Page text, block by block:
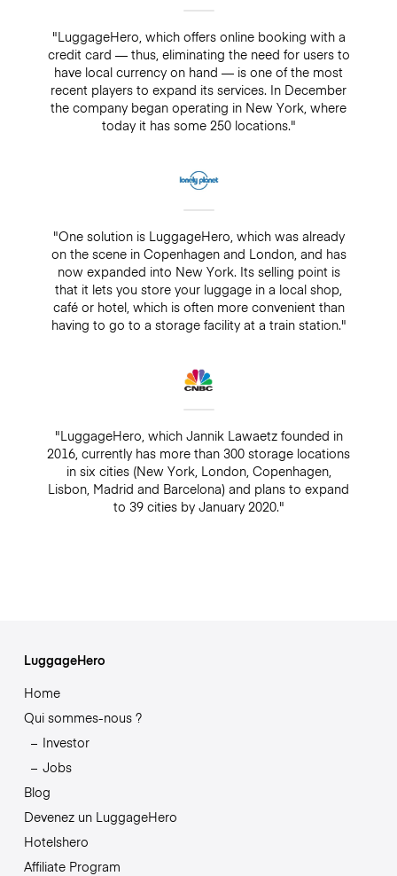
"LuggageHero, which offers online booking with a
credit card — thus, eliminating the need for users to
have local currency on hand — is one of the most
recent players to expand its services. In December
the company began operating in New York, where
today it has some 250 locations."
"One solution is LuggageHero, which was already
on the scene in Copenhagen and London, and has
now expanded into New York. Its selling point is
that it lets you store your luggage in a local shop,
café or hotel, which is often more convenient than
having to go to a storage facility at a train station."
"LuggageHero, which Jannik Lawaetz founded in
2016, currently has more than 300 storage locations
in six cities (New York, London, Copenhagen,
Lisbon, Madrid and Barcelona) and plans to expand
to 39 cities by January 2020."
LuggageHero
Home
Qui sommes-nous ?
Investor
Jobs
Blog
Devenez un LuggageHero
Hotelshero
Affiliate Program